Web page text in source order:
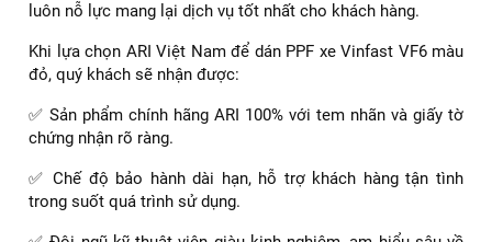
Dịch vụ dán PPF bảo vệ sơn xe uy tín tại ARI
Việt Nam
ARI Việt Nam tự hào là đơn vị phân phối và thi công chính
hãng phim PPF thương hiệu ARI. Với hệ thống cơ sở vật